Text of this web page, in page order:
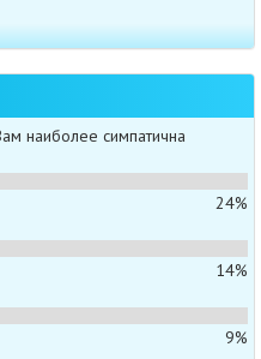
наиболее симпатична
24%
14%
9%